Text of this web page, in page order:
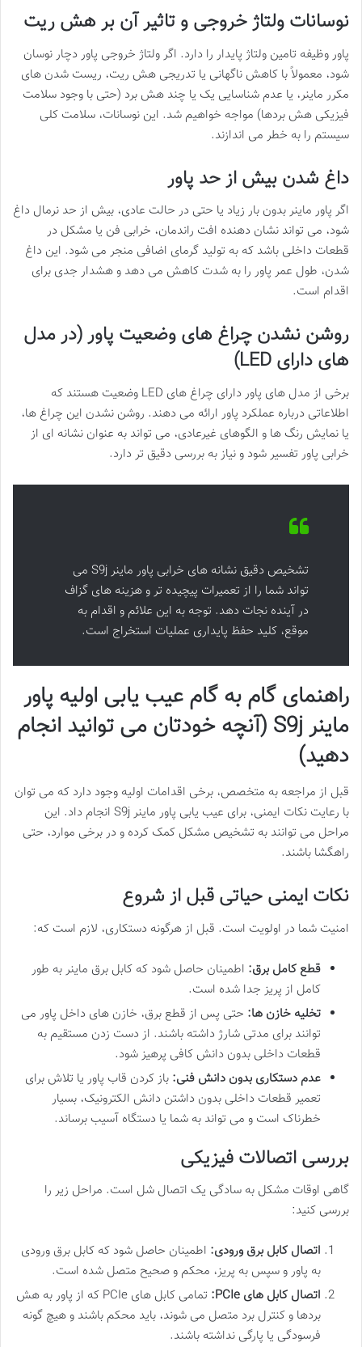
نوسانات ولتاژ خروجی و تاثیر آن بر هش ریت
پاور وظیفه تامین ولتاژ پایدار را دارد. اگر ولتاژ خروجی پاور دچار نوسان
شود، معمولاً با کاهش ناگهانی یا تدریجی هش ریت، ریست شدن های
مکرر ماینر، یا عدم شناسایی یک یا چند هش برد (حتی با وجود سلامت
فیزیکی هش بردها) مواجه خواهیم شد. این نوسانات، سلامت کلی
سیستم را به خطر می اندازند.
داغ شدن بیش از حد پاور
اگر پاور ماینر بدون بار زیاد یا حتی در حالت عادی، بیش از حد نرمال داغ
شود، می تواند نشان دهنده افت راندمان، خرابی فن یا مشکل در
قطعات داخلی باشد که به تولید گرمای اضافی منجر می شود. این داغ
شدن، طول عمر پاور را به شدت کاهش می دهد و هشدار جدی برای
اقدام است.
روشن نشدن چراغ های وضعیت پاور (در مدل
های دارای LED)
برخی از مدل های پاور دارای چراغ های LED وضعیت هستند که
اطلاعاتی درباره عملکرد پاور ارائه می دهند. روشن نشدن این چراغ ها،
یا نمایش رنگ ها و الگوهای غیرعادی، می تواند به عنوان نشانه ای از
خرابی پاور تفسیر شود و نیاز به بررسی دقیق تر دارد.
تشخیص دقیق نشانه های خرابی پاور ماینر S9j می
تواند شما را از تعمیرات پیچیده تر و هزینه های گزاف
در آینده نجات دهد. توجه به این علائم و اقدام به
موقع، کلید حفظ پایداری عملیات استخراج است.
راهنمای گام به گام عیب یابی اولیه پاور
ماینر S9j (آنچه خودتان می توانید انجام
دهید)
قبل از مراجعه به متخصص، برخی اقدامات اولیه وجود دارد که می توان
با رعایت نکات ایمنی، برای عیب یابی پاور ماینر S9j انجام داد. این
مراحل می توانند به تشخیص مشکل کمک کرده و در برخی موارد، حتی
راهگشا باشند.
نکات ایمنی حیاتی قبل از شروع
امنیت شما در اولویت است. قبل از هرگونه دستکاری، لازم است که:
قطع کامل برق: اطمینان حاصل شود که کابل برق ماینر به طور
کامل از پریز جدا شده است.
تخلیه خازن ها: حتی پس از قطع برق، خازن های داخل پاور می
توانند برای مدتی شارژ داشته باشند. از دست زدن مستقیم به
قطعات داخلی بدون دانش کافی پرهیز شود.
عدم دستکاری بدون دانش فنی: باز کردن قاب پاور یا تلاش برای
تعمیر قطعات داخلی بدون داشتن دانش الکترونیک، بسیار
خطرناک است و می تواند به شما یا دستگاه آسیب برساند.
بررسی اتصالات فیزیکی
گاهی اوقات مشکل به سادگی یک اتصال شل است. مراحل زیر را
بررسی کنید:
اتصال کابل برق ورودی: اطمینان حاصل شود که کابل برق ورودی
به پاور و سپس به پریز، محکم و صحیح متصل شده است.
اتصال کابل های PCIe:
تمامی کابل های PCIe که از پاور به هش
بردها و کنترل برد متصل می شوند، باید محکم باشند و هیچ گونه
فرسودگی یا پارگی نداشته باشند.